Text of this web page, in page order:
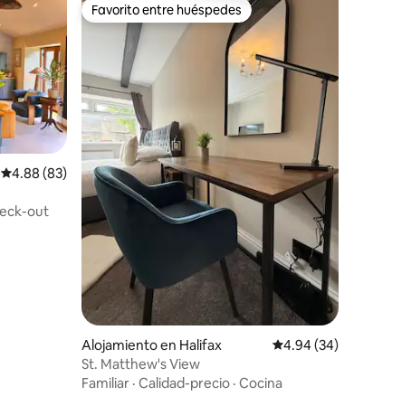
Calificación promedio: 4.88 de 5, 83 reseñas
4.88 (83)
out
Favorito entre huéspedes
Favorito entre huéspedes
Alojamiento en Halifax Calificación
4.94 (34)
St. Matthew's View
Familiar · Calidad-precio · Cocina